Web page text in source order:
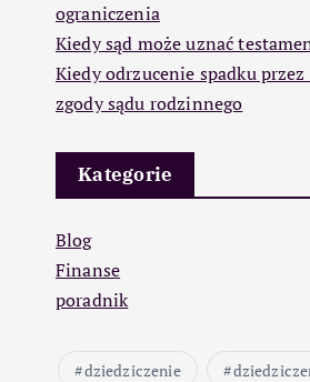
ograniczenia
Kiedy sąd może uznać
Kiedy odrzucenie spadku
zgody sądu rodzinnego
Kategorie
Blog
Finanse
poradnik
dziedziczenie